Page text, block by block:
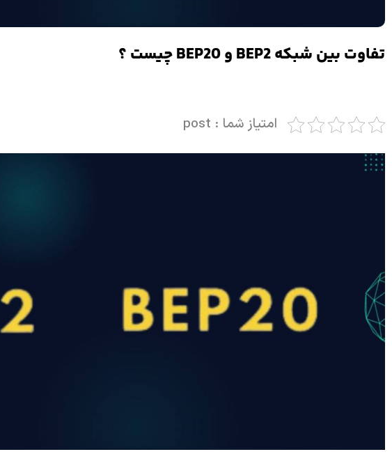
تفاوت بین شبکه BEP2 و BEP20 چیست ؟
امتیاز شما : post